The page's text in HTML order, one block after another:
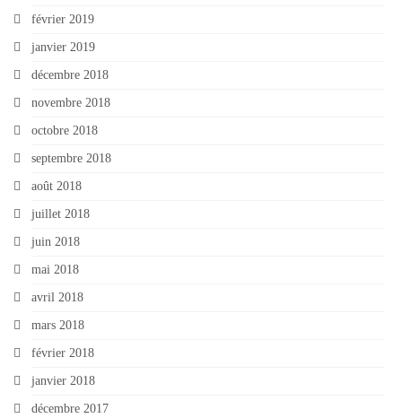
février 2019
janvier 2019
décembre 2018
novembre 2018
octobre 2018
septembre 2018
août 2018
juillet 2018
juin 2018
mai 2018
avril 2018
mars 2018
février 2018
janvier 2018
décembre 2017